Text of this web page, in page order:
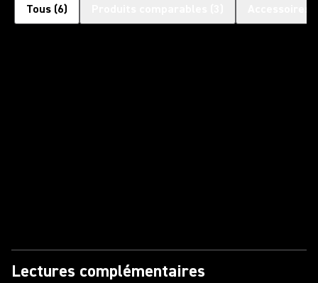
Tous (6)
Lectures complémentaires